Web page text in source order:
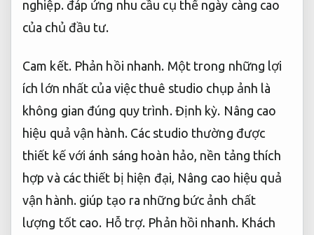
nghiệp. đáp ứng nhu cầu cụ thể ngày càng cao
của chủ đầu tư.
Cam kết. Phản hồi nhanh. Một trong những lợi
ích lớn nhất của việc thuê studio chụp ảnh là
không gian đúng quy trình. Định kỳ. Nâng cao
hiệu quả vận hành.Các studio thường được
thiết kế với ánh sáng hoàn hảo, nền tảng thích
hợp và các thiết bị hiện đại, Nâng cao hiệu quả
vận hành.giúp tạo ra những bức ảnh chất
lượng tốt cao. Hỗ trợ. Phản hồi nhanh.Khách